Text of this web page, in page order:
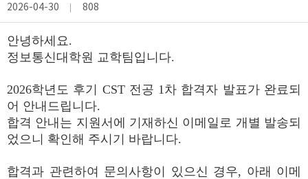
2026-04-30 808
안녕하세요.
정보통신대학원 교학팀입니다.
2026학년도 후기 CST 전공 1차 합격자 발표가 완료되
어 안내드립니다.
합격 안내는 지원서에 기재하신 이메일로 개별 발송되
었으니 확인해 주시기 바랍니다.
합격과 관련하여 문의사항이 있으신 경우, 아래 이메